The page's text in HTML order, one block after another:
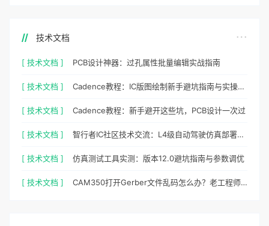
技术文档
[ 技术文档 ] PCB设计神器：过孔属性批量编辑实战指南
[ 技术文档 ] Cadence教程：IC版图绘制新手避坑指南与实操细节
[ 技术文档 ] Cadence教程：新手避开这些坑，PCB设计一次过
[ 技术文档 ] 智行者IC社区技术交流：L4级自动驾驶仿真部署实操指南
[ 技术文档 ] 仿真测试工具实测：版本12.0避坑指南与参数调优
[ 技术文档 ] CAM350打开Gerber文件乱码怎么办？老工程师实测避坑指南